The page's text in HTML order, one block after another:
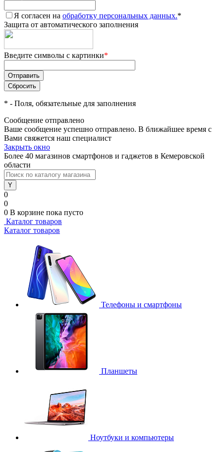
Я согласен на обработку персональных данных.*
Защита от автоматического заполнения
Введите символы с картинки*
* - Поля, обязательные для заполнения
Сообщение отправлено
Ваше сообщение успешно отправлено. В ближайшее время с
Вами свяжется наш специалист
Закрыть окно
Более 40 магазинов смартфонов и гаджетов в Кемеровской
области
0
0
0 В корзине пока пусто
Каталог товаров
Каталог товаров
Телефоны и смартфоны
Планшеты
Ноутбуки и компьютеры